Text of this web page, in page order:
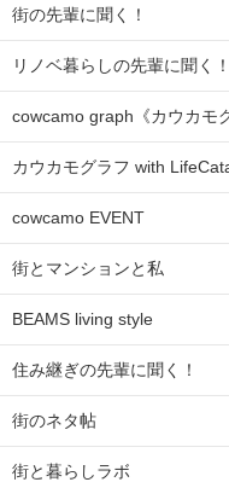
街の先輩に聞く！
リノベ暮らしの先輩に聞く！
cowcamo graph《カウカモ
カウカモグラフ with
cowcamo EVENT
街とマンションと私
BEAMS living style
住み継ぎの先輩に聞く！
街のネタ帖
街と暮らしラボ